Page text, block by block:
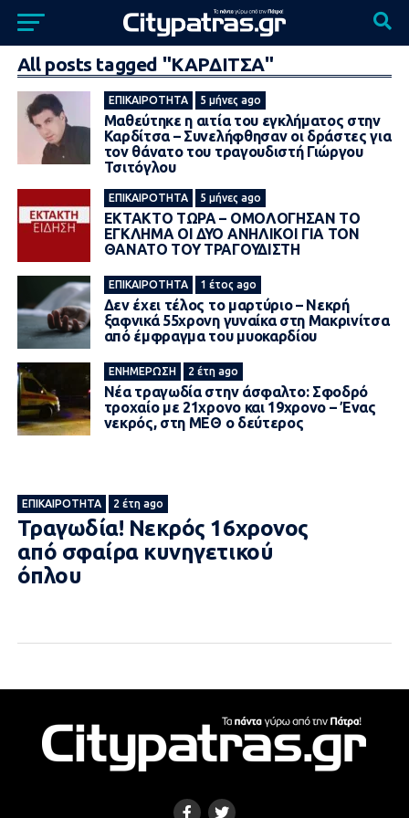
All posts tagged "ΚΑΡΔΙΤΣΑ"
ΕΠΙΚΑΙΡΌΤΗΤΑ 5 μήνες ago
Μαθεύτηκε η αιτία του εγκλήματος στην
Καρδίτσα – Συνελήφθησαν οι δράστες για
τον θάνατο του τραγουδιστή Γιώργου
Τσιτόγλου
ΕΠΙΚΑΙΡΌΤΗΤΑ 5 μήνες ago
ΕΚΤΑΚΤΟ ΤΩΡΑ – ΟΜΟΛΟΓΗΣΑΝ ΤΟ
ΕΓΚΛΗΜΑ ΟΙ ΔΥΟ ΑΝΗΛΙΚΟΙ ΓΙΑ ΤΟΝ
ΘΑΝΑΤΟ ΤΟΥ ΤΡΑΓΟΥΔΙΣΤΗ
ΕΠΙΚΑΙΡΌΤΗΤΑ 1 έτος ago
Δεν έχει τέλος το μαρτύριο – Νεκρή
ξαφνικά 55χρονη γυναίκα στη Μακρινίτσα
από έμφραγμα του μυοκαρδίου
ΕΝΗΜΈΡΩΣΗ 2 έτη ago
Νέα τραγωδία στην άσφαλτο: Σφοδρό
τροχαίο με 21χρονο και 19χρονο – Ένας
νεκρός, στη ΜΕΘ ο δεύτερος
ΕΠΙΚΑΙΡΌΤΗΤΑ 2 έτη ago
Τραγωδία! Νεκρός 16χρονος
από σφαίρα κυνηγετικού
όπλου